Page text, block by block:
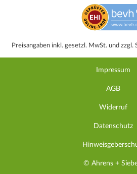
Preisangaben inkl. gesetzl. MwSt. und
Impressum
AGB
Widerruf
Datenschutz
© Ahrens +